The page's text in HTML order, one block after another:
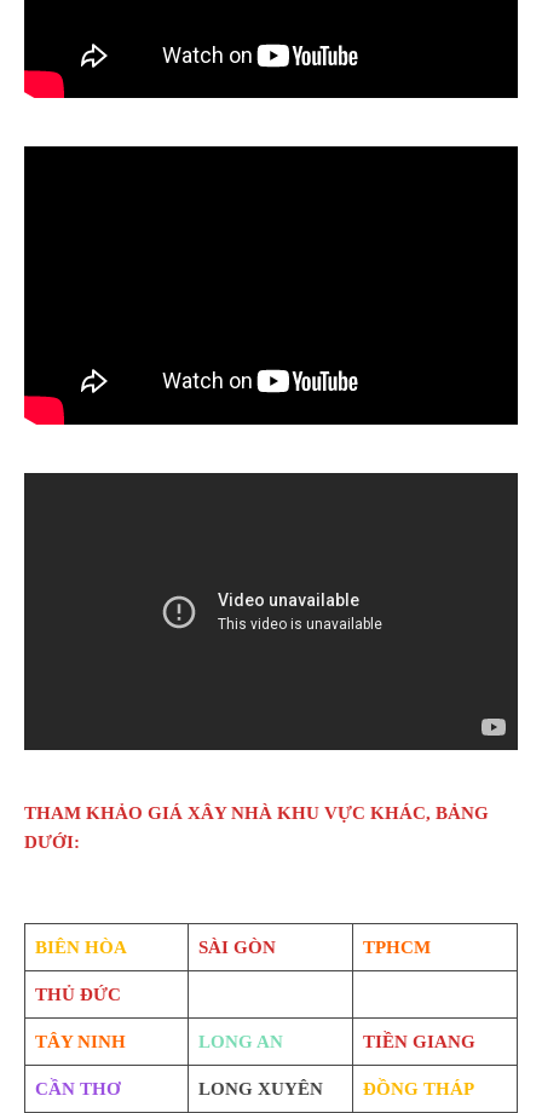
THAM KHẢO GIÁ XÂY NHÀ KHU VỰC KHÁC, BẢNG
DƯỚI:
BIÊN HÒA SÀI GÒN TPHCM
THỦ ĐỨC
TÂY NINH LONG AN TIỀN GIANG
CẦN THƠ LONG XUYÊN ĐỒNG THÁP